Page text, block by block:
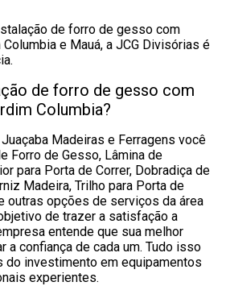
de forro de gesso com
e Mauá, a JCG Divisórias é
de forro de gesso com
Columbia?
Madeiras e Ferragens você
Forro de Gesso, Lâmina de
para Porta de Correr, Dobradiça de
Madeira, Trilho para Porta de
outras opções de serviços da área
de trazer a satisfação a
entende que sua melhor
a confiança de cada um. Tudo isso
do investimento em equipamentos
experientes.